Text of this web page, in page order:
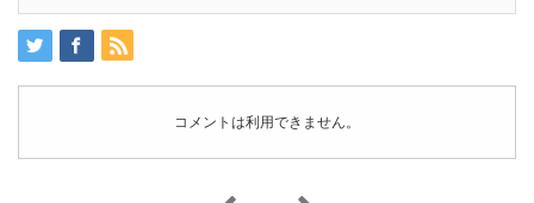
コメントは利用できません。